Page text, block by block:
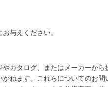
与えください。
カタログ、またはメーカーから
ねます。これらについてのお問